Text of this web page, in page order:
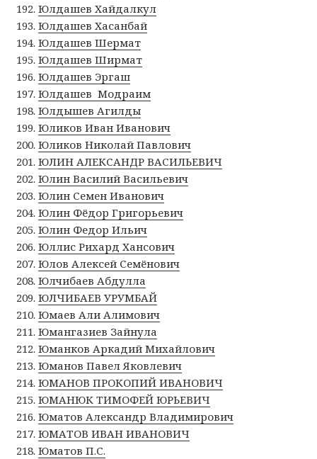
Юлдашев Хайдалкул
Юлдашев Хасанбай
Юлдашев Шермат
Юлдашев Ширмат
Юлдашев Эргаш
Юлдашев Модраим
Юлдышев Агилды
Юликов Иван Иванович
Юликов Николай Павлович
ЮЛИН АЛЕКСАНДР ВАСИЛЬЕВИЧ
Юлин Василий Васильевич
Юлин Семен Иванович
Юлин Фёдор Григорьевич
Юлин Федор Ильич
Юллис Рихард Хансович
Юлов Алексей Семёнович
Юлчибаев Абдулла
ЮЛЧИБАЕВ УРУМБАЙ
Юмаев Али Алимович
Юмангазиев Зайнула
Юманков Аркадий Михайлович
Юманов Павел Яковлевич
ЮМАНОВ ПРОКОПИЙ ИВАНОВИЧ
ЮМАНЮК ТИМОФЕЙ ЮРЬЕВИЧ
Юматов Александр Владимирович
ЮМАТОВ ИВАН ИВАНОВИЧ
Юматов П.С.